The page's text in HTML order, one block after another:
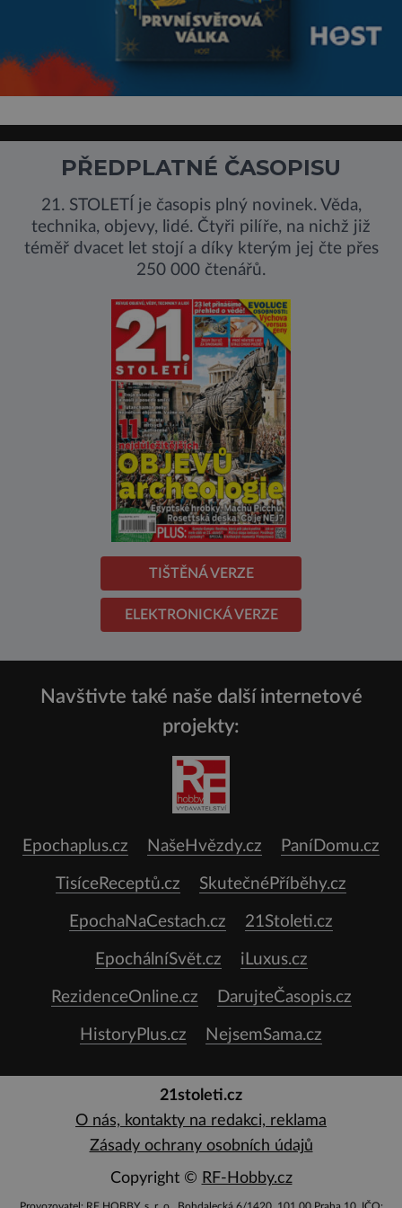
PŘEDPLATNÉ ČASOPISU
21. STOLETÍ je časopis plný novinek. Věda,
technika, objevy, lidé. Čtyři pilíře, na nichž již
téměř dvacet let stojí a díky kterým jej čte přes
250 000 čtenářů.
TIŠTĚNÁ VERZE
ELEKTRONICKÁ VERZE
Navštivte také naše další internetové
projekty:
Epochaplus.cz NašeHvězdy.cz PaníDomu.cz
TisíceReceptů.cz SkutečnéPříběhy.cz
EpochaNaCestach.cz 21Stoleti.cz
EpochálníSvět.cz iLuxus.cz
RezidenceOnline.cz DarujteČasopis.cz
HistoryPlus.cz NejsemSama.cz
21stoleti.cz
O nás, kontakty na redakci, reklama
Zásady ochrany osobních údajů
Copyright © RF-Hobby.cz
Provozovatel: RF HOBBY, s. r. o., Bohdalecká 6/1420, 101 00 Praha 10, IČO: